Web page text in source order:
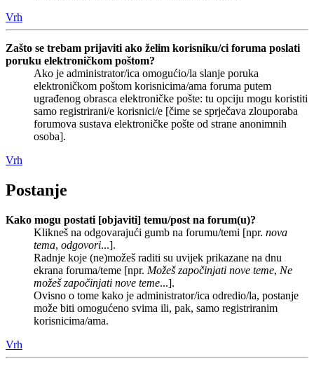
Vrh
Zašto se trebam prijaviti ako želim korisniku/ci foruma poslati
poruku elektroničkom poštom?
Ako je administrator/ica omogućio/la slanje poruka
elektroničkom poštom korisnicima/ama foruma putem
ugrađenog obrasca elektroničke pošte: tu opciju mogu koristiti
samo registrirani/e korisnici/e [čime se sprječava zlouporaba
forumova sustava elektroničke pošte od strane anonimnih
osoba].
Vrh
Postanje
Kako mogu postati [objaviti] temu/post na forum(u)?
Klikneš na odgovarajući gumb na forumu/temi [npr. nova
tema, odgovori...].
Radnje koje (ne)možeš raditi su uvijek prikazane na dnu
ekrana foruma/teme [npr. Možeš započinjati nove teme, Ne
možeš započinjati nove teme...].
Ovisno o tome kako je administrator/ica odredio/la, postanje
može biti omogućeno svima ili, pak, samo registriranim
korisnicima/ama.
Vrh